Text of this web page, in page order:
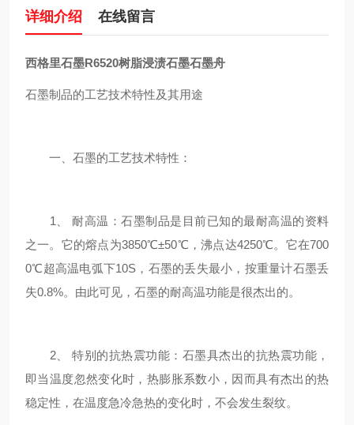
详细介绍 在线留言
西格里石墨R6520树脂浸渍石墨石墨舟
石墨制品的工艺技术特性及其用途
一、石墨的工艺技术特性：
1、 耐高温：石墨制品是目前已知的最耐高温的资料
之一。它的熔点为3850℃±50℃，沸点达4250℃。它在700
0℃超高温电弧下10S，石墨的丢失最小，按重量计石墨丢
失0.8%。由此可见，石墨的耐高温功能是很杰出的。
2、 特别的抗热震功能：石墨具杰出的抗热震功能，
即当温度忽然变化时，热膨胀系数小，因而具有杰出的热
稳定性，在温度急冷急热的变化时，不会发生裂纹。